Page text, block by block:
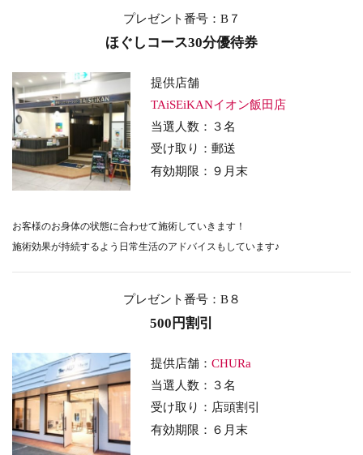
プレゼント番号：B７
ほぐしコース30分優待券
提供店舗
TAiSEiKANイオン飯田店
当選人数：３名
受け取り：郵送
有効期限：９月末
お客様のお身体の状態に合わせて施術していきます！
施術効果が持続するよう日常生活のアドバイスもしています♪
プレゼント番号：B８
500円割引
提供店舗：CHURa
当選人数：３名
受け取り：店頭割引
有効期限：６月末